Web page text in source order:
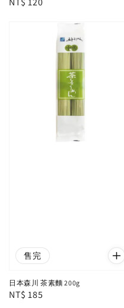
售完
日本森川 茶素麵 200g
Regular
NT$ 185